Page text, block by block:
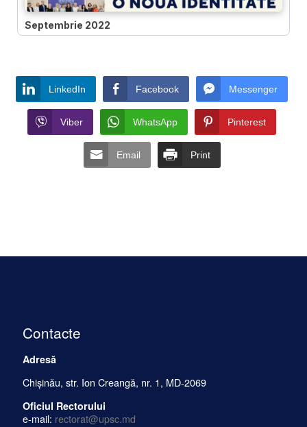
Septembrie 2022
LinkedIn Facebook Messenger
Viber WhatsApp Pinterest
Email Print
Contacte
Adresă
Chișinău, str. Ion Creangă, nr. 1, MD-2069
Oficiul Rectorului
e-mail: rectorat@upsc.md